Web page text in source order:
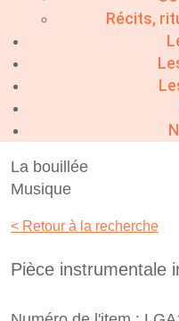
Récits,
La bouillée
Musique
< Retour à la recherche
Pièce instrumentale